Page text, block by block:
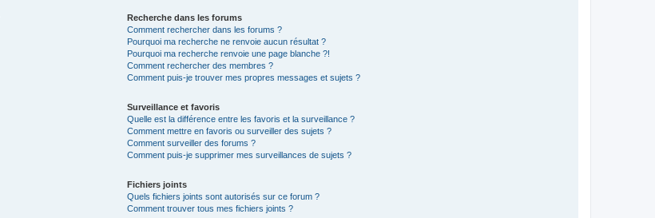
Recherche dans les forums
Comment rechercher dans les forums ?
Pourquoi ma recherche ne renvoie aucun résultat ?
Pourquoi ma recherche renvoie une page blanche ?!
Comment rechercher des membres ?
Comment puis-je trouver mes propres messages et sujets ?
Surveillance et favoris
Quelle est la différence entre les favoris et la surveillance ?
Comment mettre en favoris ou surveiller des sujets ?
Comment surveiller des forums ?
Comment puis-je supprimer mes surveillances de sujets ?
Fichiers joints
Quels fichiers joints sont autorisés sur ce forum ?
Comment trouver tous mes fichiers joints ?